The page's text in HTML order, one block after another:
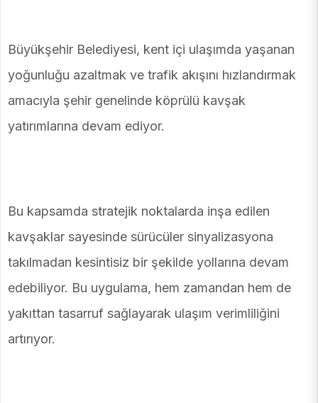
Büyükşehir Belediyesi, kent içi ulaşımda yaşanan
yoğunluğu azaltmak ve trafik akışını hızlandırmak
amacıyla şehir genelinde köprülü kavşak
yatırımlarına devam ediyor.
Bu kapsamda stratejik noktalarda inşa edilen
kavşaklar sayesinde sürücüler sinyalizasyona
takılmadan kesintisiz bir şekilde yollarına devam
edebiliyor. Bu uygulama, hem zamandan hem de
yakıttan tasarruf sağlayarak ulaşım verimliliğini
artırıyor.